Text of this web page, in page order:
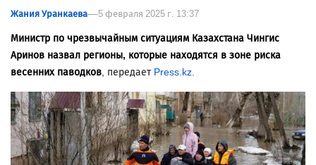
Жания Уранкаева 5 февраля 2025 г. 13:37
Министр по чрезвычайным ситуациям Казахстана Чингис
Аринов назвал регионы, которые находятся в зоне риска
весенних паводков, передает Press.kz.